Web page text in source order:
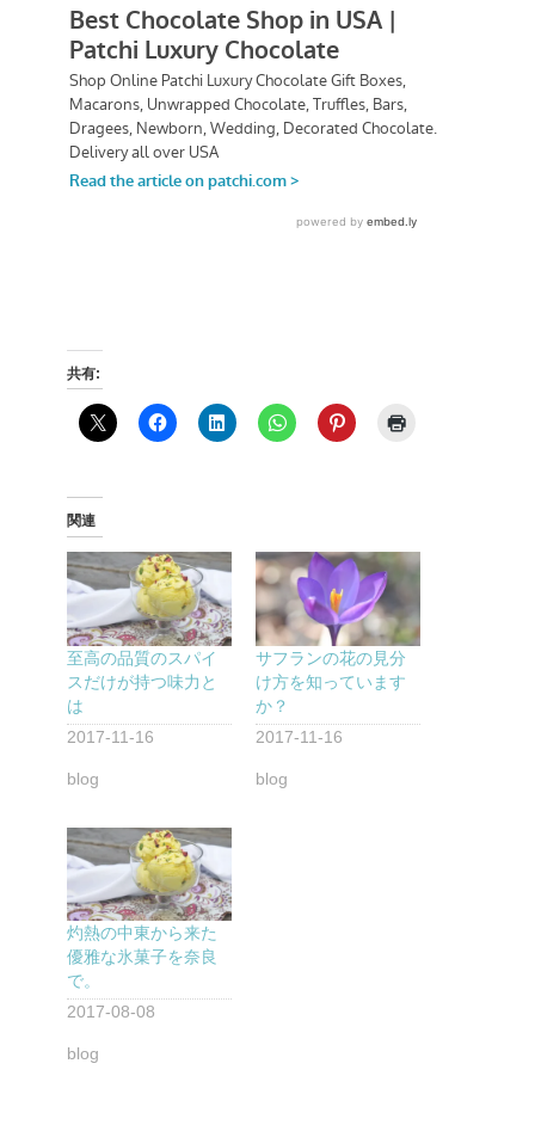
共有:
関連
至高の品質のスパイ
スだけが持つ味力と
は
2017-11-16
blog
サフランの花の見分
け方を知っています
か？
2017-11-16
blog
灼熱の中東から来た
優雅な氷菓子を奈良
で。
2017-08-08
blog